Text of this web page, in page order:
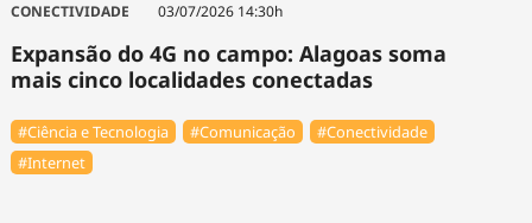
CONECTIVIDADE 03/07/2026 14:30h
Expansão do 4G no campo: Alagoas soma
mais cinco localidades conectadas
#Ciência e Tecnologia #Comunicação
#Conectividade
#Internet